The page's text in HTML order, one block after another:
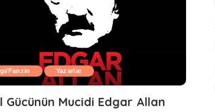
Fanzin Yazarlar
Gücünün Mucidi Edgar Allan